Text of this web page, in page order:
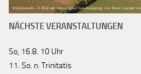
Wildenreuth - © Bild mit freundlicher Genehmigung von Herrn Laumer
NÄCHSTE VERANSTALTUNGEN
So, 16.8. 10 Uhr
11. So. n. Trinitatis